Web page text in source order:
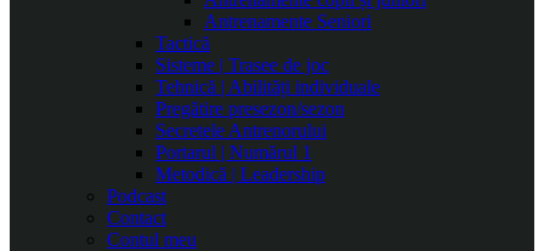
Antrenamente Seniori
Tactică
Sisteme | Trasee de joc
Tehnică | Abilități individuale
Pregătire presezon/sezon
Secretele Antrenorului
Portarul | Numărul 1
Metodică | Leadership
Podcast
Contact
Contul meu